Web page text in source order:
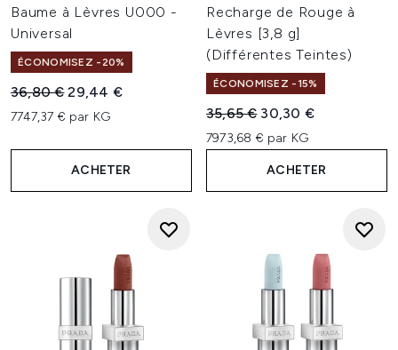
Baume à Lèvres U000 -
Universal
ÉCONOMISEZ -20%
Prix de vente :
36,80 €Prix ​​actuel :
29,44 €
7747,37 € par KG
ACHETER
Recharge de Rouge à
Lèvres [3,8 g]
(Différentes Teintes)
ÉCONOMISEZ -15%
Prix de vente :
35,65 € Prix ​​actuel :
30,30 €
7973,68 € par KG
ACHETER